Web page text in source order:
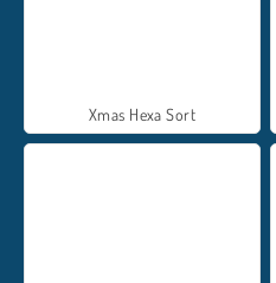
Xmas Hexa Sort